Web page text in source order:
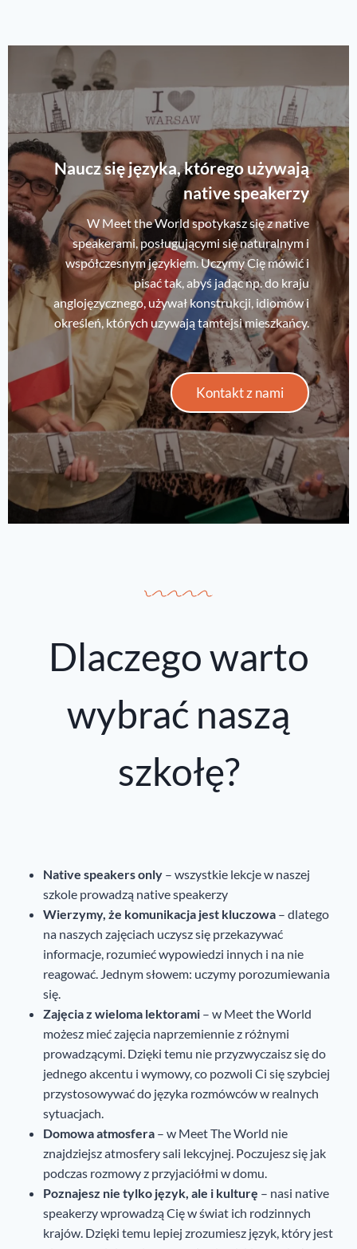
Naucz się języka, którego używają
native speakerzy
W Meet the World spotykasz się z native
speakerami, posługującymi się naturalnym i
współczesnym językiem. Uczymy Cię mówić i
pisać tak, abyś jadąc np. do kraju
anglojęzycznego, używał konstrukcji, idiomów i
określeń, których uzywają tamtejsi mieszkańcy.
Kontakt z nami
Dlaczego warto
wybrać naszą
szkołę?
Native speakers only – wszystkie lekcje w naszej
szkole prowadzą native speakerzy
Wierzymy, że komunikacja jest kluczowa – dlatego
na naszych zajęciach uczysz się przekazywać
informacje, rozumieć wypowiedzi innych i na nie
reagować. Jednym słowem: uczymy porozumiewania
się.
Zajęcia z wieloma lektorami – w Meet the World
możesz mieć zajęcia naprzemiennie z różnymi
prowadzącymi. Dzięki temu nie przyzwyczaisz się do
jednego akcentu i wymowy, co pozwoli Ci się szybciej
przystosowywać do języka rozmówców w realnych
sytuacjach.
Domowa atmosfera – w Meet The World nie
znajdziejsz atmosfery sali lekcyjnej. Poczujesz się jak
podczas rozmowy z przyjaciółmi w domu.
Poznajesz nie tylko język, ale i kulturę – nasi native
speakerzy wprowadzą Cię w świat ich rodzinnych
krajów. Dzięki temu lepiej zrozumiesz język, który jest